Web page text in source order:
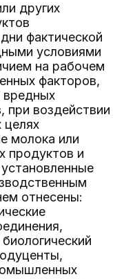
других
фактической
условиями
на рабочем
факторов,
при воздействии
целях
молока или
продуктов и
отнесены: